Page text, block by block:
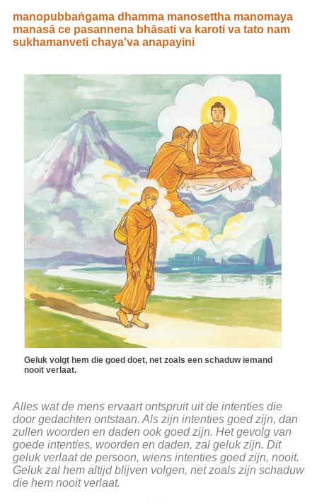
manopubbaṅgama dhamma manosettha manomaya
manasā ce pasannena bhāsati va karoti va tato nam
sukhamanveti chaya'va anapayini
Geluk volgt hem die goed doet, net zoals een schaduw iemand
nooit verlaat.
Alles wat de mens ervaart ontspruit uit de intenties die
door gedachten ontstaan. Als zijn intenties goed zijn, dan
zullen woorden en daden ook goed zijn. Het gevolg van
goede intenties, woorden en daden, zal geluk zijn. Dit
geluk verlaat de persoon, wiens intenties goed zijn, nooit.
Geluk zal hem altijd blijven volgen, net zoals zijn schaduw
die hem nooit verlaat.